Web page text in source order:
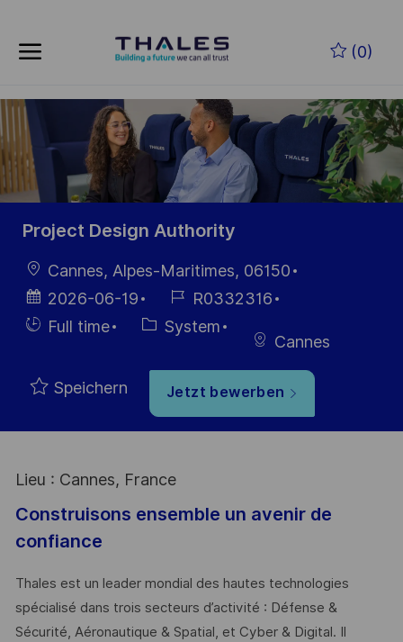
(0)
-
Project Design Authority
Ort
Cannes, Alpes-Maritimes, 06150
Datum der
Veröffentlichung
2026-06-19
Job-
ID
R0332316
Einstellunngstyp
Full time Kategorie
System
Cannes
Speichern Jetzt bewerben
Lieu : Cannes, France
Construisons ensemble un avenir de
confiance
Thales est un leader mondial des hautes technologies
spécialisé dans trois secteurs d’activité : Défense &
Sécurité, Aéronautique & Spatial, et Cyber & Digital. Il